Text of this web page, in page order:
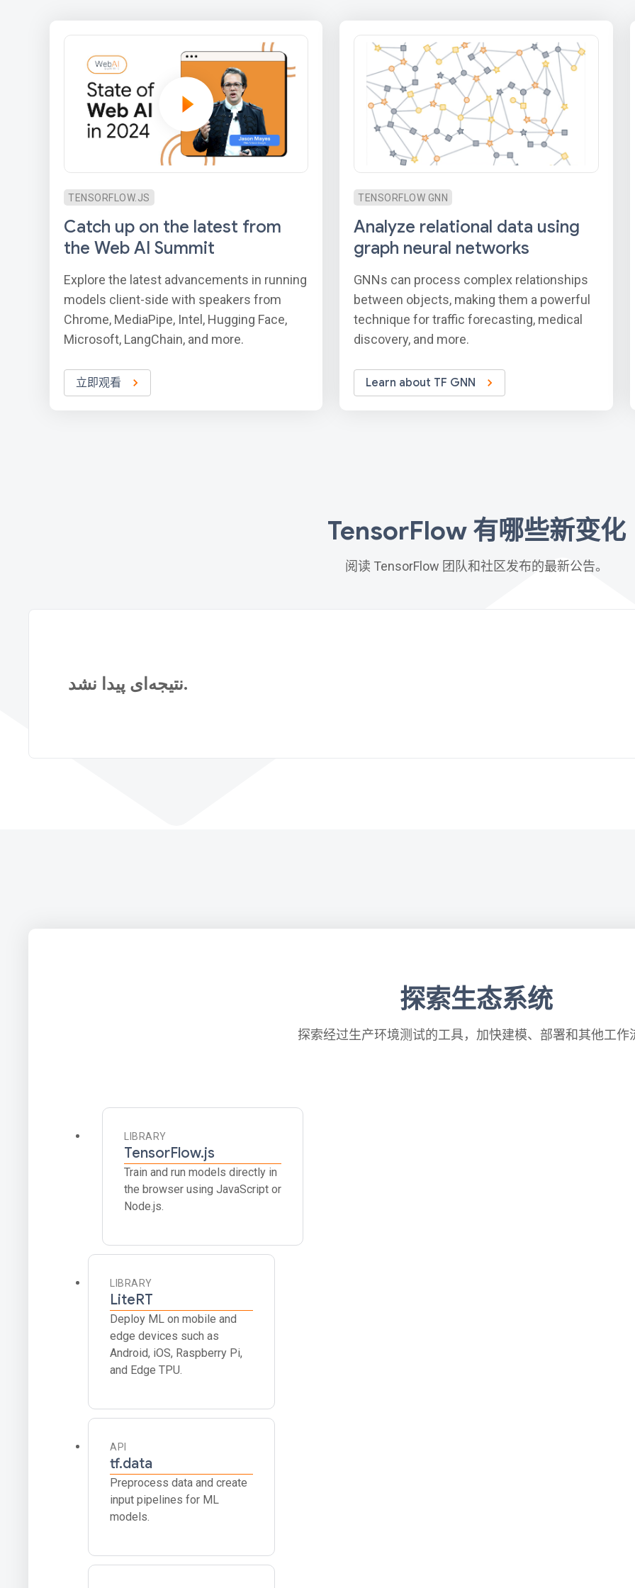
TENSORFLOW.JS
Catch up on the latest from
the Web AI Summit
Explore the latest advancements in running
models client-side with speakers from
Chrome, MediaPipe, Intel, Hugging Face,
Microsoft, LangChain, and more.
立即观看
TENSORFLOW GNN
Analyze relational data using
graph neural networks
GNNs can process complex relationships
between objects, making them a powerful
technique for traffic forecasting, medical
discovery, and more.
Learn about TF GNN
TensorFlow 有哪些新变化
阅读 TensorFlow 团队和社区发布的最新公告。
نتیجه‌ای پیدا نشد.
探索生态系统
探索经过生产环境测试的工具，加快建模、部署和其他工作
LIBRARY
TensorFlow.js
Train and run models directly in
the browser using JavaScript or
Node.js.
LIBRARY
LiteRT
Deploy ML on mobile and
edge devices such as
Android, iOS, Raspberry Pi,
and Edge TPU.
API
tf.data
Preprocess data and create
input pipelines for ML
models.